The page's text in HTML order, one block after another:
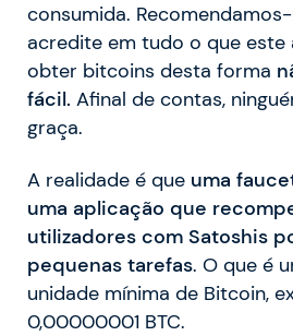
consumida.
acredite em tudo o que este
obter bitcoins desta forma
fácil. Afinal de contas,
graça.
A realidade é que uma
uma aplicação que
utilizadores com Satoshis
pequenas tarefas. O que é
unidade mínima de Bitcoin,
0,00000001 BTC.